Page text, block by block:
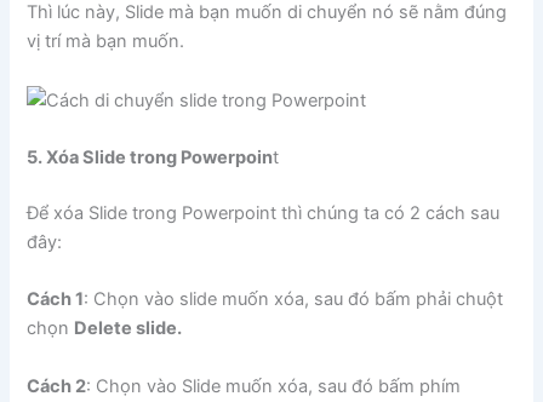
Thì lúc này, Slide mà bạn muốn di chuyển nó sẽ nằm đúng
vị trí mà bạn muốn.
5. Xóa Slide trong Powerpoint
Để xóa Slide trong Powerpoint thì chúng ta có 2 cách sau
đây:
Cách 1: Chọn vào slide muốn xóa, sau đó bấm phải chuột
chọn Delete slide.
Cách 2: Chọn vào Slide muốn xóa, sau đó bấm phím